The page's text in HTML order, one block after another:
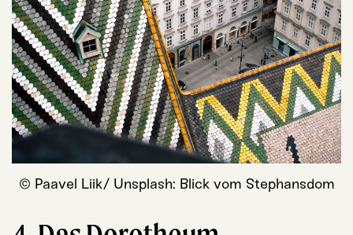
© Paa­vel Liik/ Unsplash: Blick vom Stephansdom